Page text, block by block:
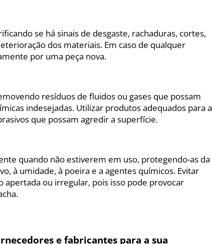
se há sinais de desgaste, rachaduras, cortes,
dos materiais. Em caso de qualquer
por uma peça nova.
resíduos de fluidos ou gases que possam
indesejadas. Utilizar produtos adequados para a
que possam agredir a superfície.
quando não estiverem em uso, protegendo-as da
à umidade, à poeira e a agentes químicos. Evitar
ou irregular, pois isso pode provocar
e fabricantes para a sua